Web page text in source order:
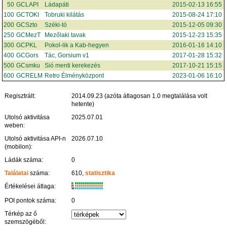
50 GCLAPI Ládapáti
2015-02-13 16:55
100 GCTOKI Tobruki kilátás
2015-08-24 17:10
200 GCSzto Széki-tó
2015-12-05 09:30
250 GCMezT Mezőlaki tavak
2015-12-23 15:35
300 GCPKL Pokol-lik a Kab-hegyen
2016-01-16 14:10
400 GCGors Tác, Gorsium v1
2017-01-28 15:32
500 GCsmku Sió menti kerekezés
2017-10-21 15:15
600 GCRELM Retro Élményközpont 2023-01-06 16:10
Regisztrált:
2014.09.23 (azóta átlagosan 1.0 megtalálása volt
hetente)
Utolsó aktivitása
weben:
2025.07.01
Utolsó aktivitása API-n
(mobilon):
2026.07.10
Ládák száma:
0
Találatai száma: 610,statisztika
Értékelései átlaga:
K
R
W
POI pontok száma:
0
Térkép az ő
szemszögéből: